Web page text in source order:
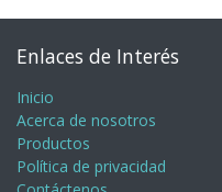
Enlaces de Interés
Inicio
Acerca de nosotros
Productos
Política de privacidad